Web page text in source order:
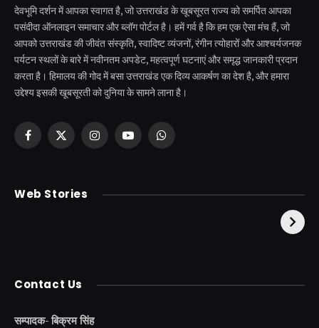
देवभूमि दर्शन में आपका स्वागत है, जो उत्तराखंड के खूबसूरत राज्य को समर्पित आपका
पसंदीदा ऑनलाइन समाचार और ब्लॉग पोर्टल है। हमें गर्व है कि हम एक ऐसा मंच हैं, जो
आपको उत्तराखंड की जीवंत संस्कृति, स्वादिष्ट व्यंजनों, रंगीन त्योहारों और आश्चर्यजनक
पर्यटन स्थलों के बारे में नवीनतम अपडेट, महत्वपूर्ण घटनाएं और समृद्ध जानकारी प्रदान
करता है। हिमालय की गोद में बसा उत्तराखंड एक दिव्य आकर्षण का देश है, और हमारा
उद्देश्य इसकी खूबसूरती को दुनिया के सामने लाना है।
Facebook
X
InstagramYouTubeWhatsApp
Web Stories
केदारनाथ से पहले होती है
उत्तराखंड की एक ऐसी
Contact Us
सम्पादक- बिक्रम सिंह